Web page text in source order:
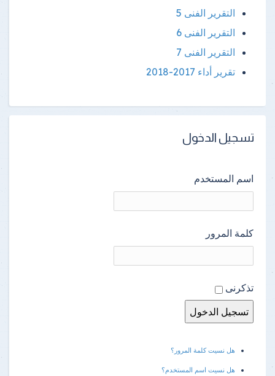
التقرير الفنى 5
التقرير الفنى 6
التقرير الفنى 7
تقرير أداء 2017-2018
تسجيل الدخول
اسم المستخدم
كلمة المرور
تذكرنى
هل نسيت كلمة المرور؟
هل نسيت اسم المستخدم؟